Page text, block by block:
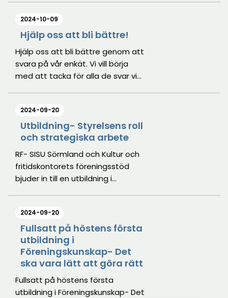
2024-10-09
Hjälp oss att bli bättre!
Hjälp oss att bli bättre genom att
svara på vår enkät. Vi vill börja
med att tacka för alla de svar vi
genom att svara på enkäten
nedan.
2024-09-20
Utbildning- Styrelsens roll
och strategiska arbete
RF- SISU Sörmland och Kultur och
fritidskontorets föreningsstöd
bjuder in till en utbildning i
från Styrelseakademien kommer
att gå igenom vikten av att
föreningarna arbetar strategiskt
med sin långsiktiga utveckling för
att föreningen ska vara rustad för
framtida utmaningar.
2024-09-20
Fullsatt på höstens första
utbildning i
Föreningskunskap- Det
ska vara lätt att göra rätt
Fullsatt på höstens första
utbildning i Föreningskunskap- Det